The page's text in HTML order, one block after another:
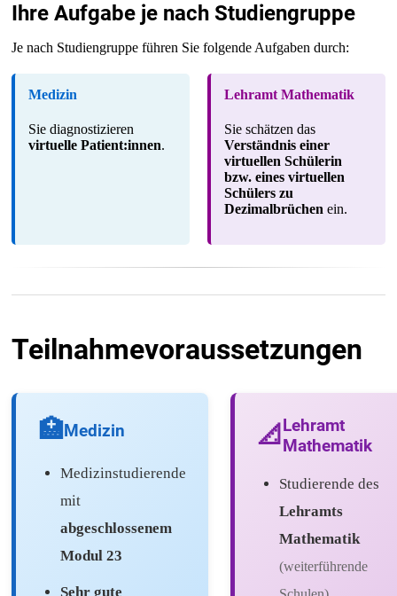
Ihre Aufgabe je nach Studiengruppe
Je nach Studiengruppe führen Sie folgende Aufgaben durch:
Medizin
Sie diagnostizieren
virtuelle Patient:innen.
Lehramt Mathematik
Sie schätzen das
Verständnis einer
virtuellen Schülerin
bzw. eines virtuellen
Schülers zu
Dezimalbrüchen ein.
Teilnahmevoraussetzungen
🏥Medizin
Medizinstudierende
mit
abgeschlossenem
Modul 23
Sehr gute
📐 Lehramt
Mathematik
Studierende des
Lehramts
Mathematik
(weiterführende